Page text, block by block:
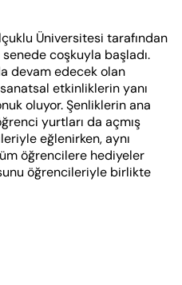
Üniversitesi tarafından
coşkuyla başladı.
devam edecek olan
etkinliklerin yanı
oluyor. Şenliklerin ana
yurtları da açmış
eğlenirken, aynı
öğrencilere hediyeler
öğrencileriyle birlikte